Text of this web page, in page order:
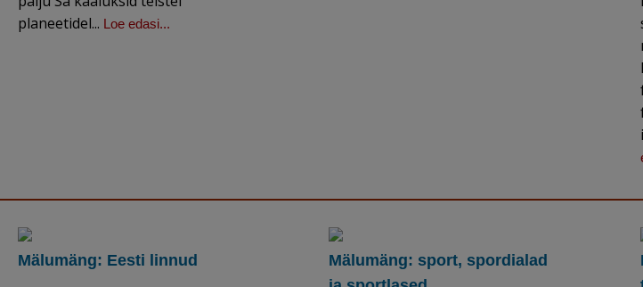
planeetidel... Loe edasi...
Mälumäng: Eesti linnud
Mälumäng: sport, spordialad